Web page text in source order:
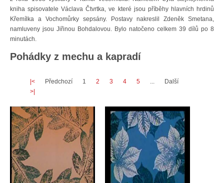
kniha spisovatele Václava Čtvrtka, ve které jsou příběhy hlavních hrdinů
Křemílka a Vochomůrky sepsány. Postavy nakreslil Zdeněk Smetana,
namluveny jsou Jiřinou Bohdalovou. Bylo natočeno celkem 39 dílů po 8
minutách.
Pohádky z mechu a kapradí
|< Předchozí 1 2 3 4 5 ...
Další
>|